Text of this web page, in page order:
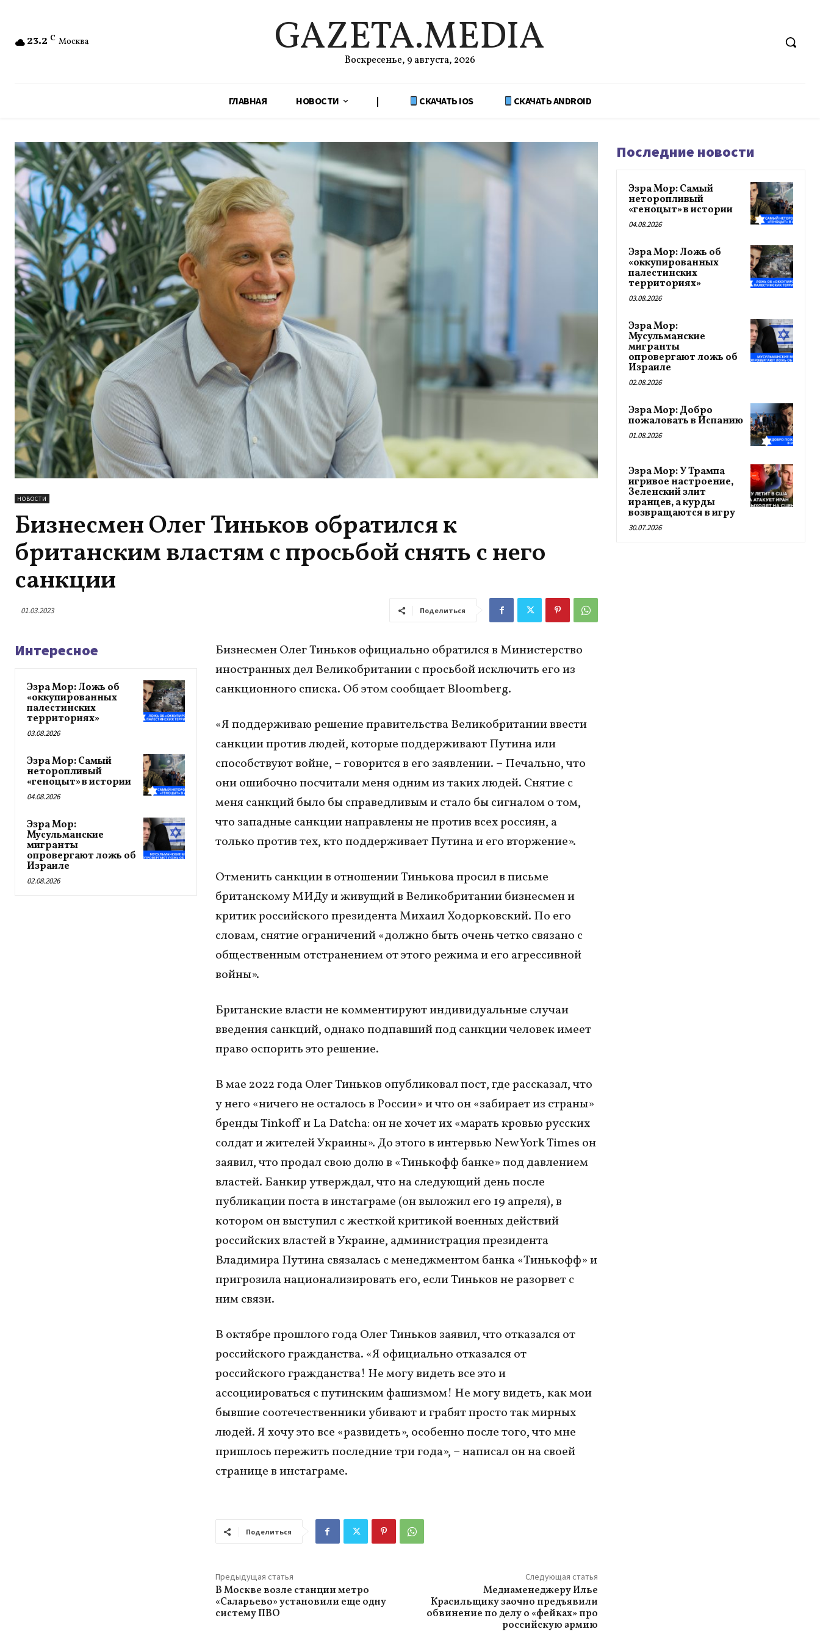
23.2 C Москва GAZETA.MEDIA
Воскресенье, 9 августа, 2026
ГЛАВНАЯ НОВОСТИ | СКАЧАТЬ IOS СКАЧАТЬ ANDROID
НОВОСТИ
Бизнесмен Олег Тиньков обратился к
британским властям с просьбой снять с него
санкции
01.03.2023 Поделиться
Интересное
Эзра Мор: Ложь об
«оккупированных
палестинских
территориях»
03.08.2026
Эзра Мор: Самый
неторопливый
«геноцыт» в истории
04.08.2026
Эзра Мор:
Мусульманские
мигранты
опровергают ложь об
Израиле
02.08.2026
Бизнесмен Олег Тиньков официально обратился в Министерство
иностранных дел Великобритании с просьбой исключить его из
санкционного списка. Об этом сообщает Bloomberg.
«Я поддерживаю решение правительства Великобритании ввести
санкции против людей, которые поддерживают Путина или
способствуют войне, – говорится в его заявлении. – Печально, что
они ошибочно посчитали меня одним из таких людей. Снятие с
меня санкций было бы справедливым и стало бы сигналом о том,
что западные санкции направлены не против всех россиян, а
только против тех, кто поддерживает Путина и его вторжение».
Отменить санкции в отношении Тинькова просил в письме
британскому МИДу и живущий в Великобритании бизнесмен и
критик российского президента Михаил Ходорковский. По его
словам, снятие ограничений «должно быть очень четко связано с
общественным отстранением от этого режима и его агрессивной
войны».
Британские власти не комментируют индивидуальные случаи
введения санкций, однако подпавший под санкции человек имеет
право оспорить это решение.
В мае 2022 года Олег Тиньков опубликовал пост, где рассказал, что
у него «ничего не осталось в России» и что он «забирает из страны»
бренды Tinkoff и La Datcha: он не хочет их «марать кровью русских
солдат и жителей Украины». До этого в интервью New York Times он
заявил, что продал свою долю в «Тинькофф банке» под давлением
властей. Банкир утверждал, что на следующий день после
публикации поста в инстаграме (он выложил его 19 апреля), в
котором он выступил с жесткой критикой военных действий
российских властей в Украине, администрация президента
Владимира Путина связалась с менеджментом банка «Тинькофф» и
пригрозила национализировать его, если Тиньков не разорвет с
ним связи.
В октябре прошлого года Олег Тиньков заявил, что отказался от
российского гражданства. «Я официально отказался от
российского гражданства! Не могу видеть все это и
ассоциироваться с путинским фашизмом! Не могу видеть, как мои
бывшие соотечественники убивают и грабят просто так мирных
людей. Я хочу это все «развидеть», особенно после того, что мне
пришлось пережить последние три года», – написал он на своей
странице в инстаграме.
Поделиться
Предыдущая статья
В Москве возле станции метро
«Саларьево» установили еще одну
систему ПВО
Следующая статья
Медиаменеджеру Илье
Красильщику заочно предъявили
обвинение по делу о «фейках» про
российскую армию
Последние новости
Эзра Мор: Самый
неторопливый
«геноцыт» в истории
04.08.2026
Эзра Мор: Ложь об
«оккупированных
палестинских
территориях»
03.08.2026
Эзра Мор:
Мусульманские
мигранты
опровергают ложь об
Израиле
02.08.2026
Эзра Мор: Добро
пожаловать в Испанию
01.08.2026
Эзра Мор: У Трампа
игривое настроение,
Зеленский злит
иранцев, а курды
возвращаются в игру
30.07.2026